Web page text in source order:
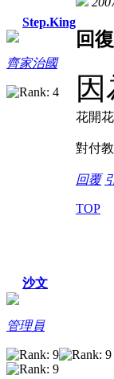
Step.King
齊家治國
回
花開
對付
回覆
TOP
沙文
管理員